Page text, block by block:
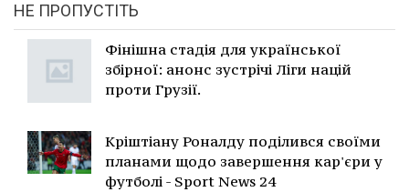
НЕ ПРОПУСТІТЬ
Фінішна стадія для української
збірної: анонс зустрічі Ліги націй
проти Грузії.
Кріштіану Роналду поділився своїми
планами щодо завершення кар'єри у
футболі - Sport News 24